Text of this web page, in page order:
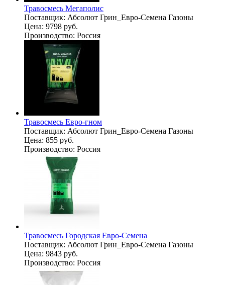
Травосмесь Мегаполис
Поставщик: Абсолют Грин_Евро-Семена Газоны
Цена: 9798 руб.
Производство: Россия
Травосмесь Евро-гном
Поставщик: Абсолют Грин_Евро-Семена Газоны
Цена: 855 руб.
Производство: Россия
Травосмесь Городская Евро-Семена
Поставщик: Абсолют Грин_Евро-Семена Газоны
Цена: 9843 руб.
Производство: Россия